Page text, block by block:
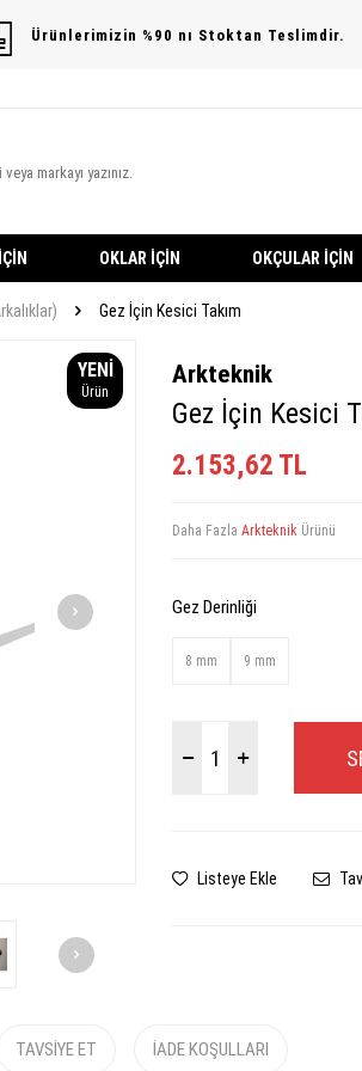
Ürünlerimizin %90 nı Stoktan Teslimdir.
OKLAR İÇIN OKÇULAR İÇIN
Gez İçin Kesici Takım
YENI
Ürün
Arkteknik
Gez İçin Kesici
2.153,62 TL
Daha Fazla Arkteknik Ürünü
Gez Derinliği
8 mm 9 mm
Listeye Ekle
TAVSIYE ET İADE KOŞULLARI